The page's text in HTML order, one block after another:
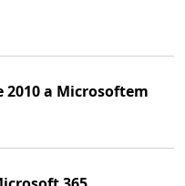
2010 a Microsoftem